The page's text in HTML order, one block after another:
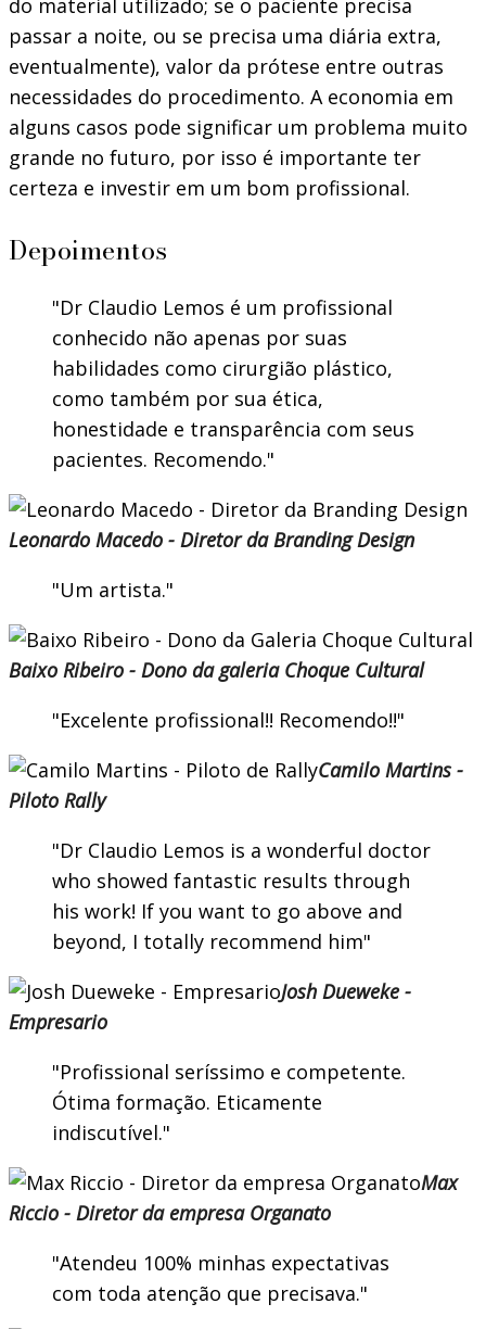
do material utilizado; se o paciente precisa
passar a noite, ou se precisa uma diária extra,
eventualmente), valor da prótese entre outras
necessidades do procedimento. A economia em
alguns casos pode significar um problema muito
grande no futuro, por isso é importante ter
certeza e investir em um bom profissional.
Depoimentos
Dr Claudio Lemos é um profissional
conhecido não apenas por suas
habilidades como cirurgião plástico,
como também por sua ética,
honestidade e transparência com seus
pacientes. Recomendo.
Leonardo Macedo - Diretor da Branding Design
Um artista.
Baixo Ribeiro - Dono da galeria Choque Cultural
Excelente profissional!! Recomendo!!
Camilo Martins -
Piloto Rally
Dr Claudio Lemos is a wonderful doctor
who showed fantastic results through
his work! If you want to go above and
beyond, I totally recommend him
Josh Dueweke -
Empresario
Profissional seríssimo e competente.
Ótima formação. Eticamente
indiscutível.
Max
Riccio - Diretor da empresa Organato
Atendeu 100% minhas expectativas
com toda atenção que precisava.